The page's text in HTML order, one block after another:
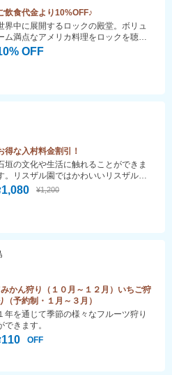
飲食代金より10%OFF♪
OFF
界中に展開するロックの殿堂。ボリュ
ム満点なアメリカ料理をロックを聴き
がらお楽しみ下さい。ハードロックカ
産に大人気のロゴと店名入りのオリジ
ルグッズも販売しています。
得な入村料金割引！
1,080 ¥1,200
垣の文化や生活に触れることができま
。リスザル園ではかわいいリスザルが
ってるよ♪
かん狩り（１０月～１２月）いちご狩
（予約制・１月～３月）
110 OFF
年を通じて季節の様々なフルーツ狩り
できます。